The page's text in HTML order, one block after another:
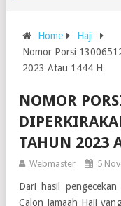
Home
Haji
Nomor Porsi
2023 Atau 1444 H
NOMOR
TAHUN 2023
Webmaster 5
Dari hasil
Calon Jamaah Haji